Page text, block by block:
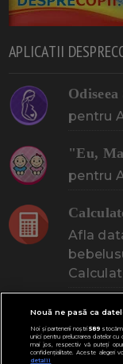
APLICATII
pentru
"Eu,
pentru
Afla
CINE ESTI? CE
Doresc un copil
Nouă ne pasă ca
Noi și partenerii noștri589stocăm
unici pentru prelucrarea datelor
mai jos, respectiv vă puteți
confidențialitate. Aceste alegeri
detalii